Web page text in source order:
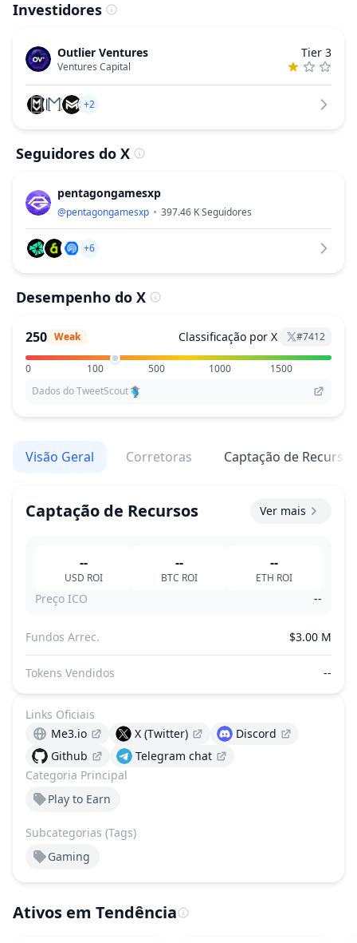
Investidores
Outlier Ventures
Ventures Capital
Tier 3
+2
Seguidores do X
pentagongamesxp
@pentagongamesxp 397.46 KSeguidores
+6
Desempenho do X
250 Weak Classificação por X #7412
0 100 500 1000
1500
Dados do TweetScout
Visão Geral Corretoras Captação de Recursos
Captação de Recursos Ver mais
--
USD ROI
--
BTC ROI
--
ETH ROI
Preço ICO --
Fundos Arrec. $3.00 M
Tokens Vendidos --
Categoria Principal
Play to Earn
Subcategorias (Tags)
Gaming
Links Oficiais
Me3.io
X (Twitter)
Discord
Github
Telegram chat
Ativos em Tendência